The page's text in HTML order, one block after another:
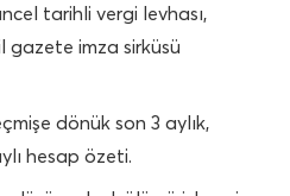
tarihli vergi levhası,
gazete imza sirküsü
dönük son 3 aylık,
hesap özeti.